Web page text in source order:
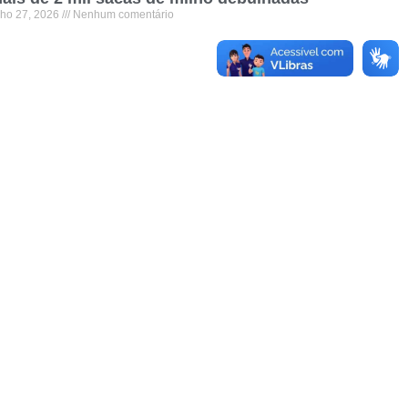
27, 2026 Nenhum comentário